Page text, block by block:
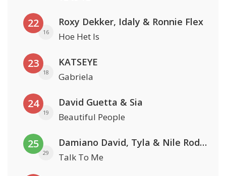
22
16
Roxy Dekker, Idaly & Ronnie Flex
Hoe Het Is
23
18
KATSEYE
Gabriela
24
19
David Guetta & Sia
Beautiful People
25
29
Damiano David, Tyla & Nile Rodgers
Talk To Me